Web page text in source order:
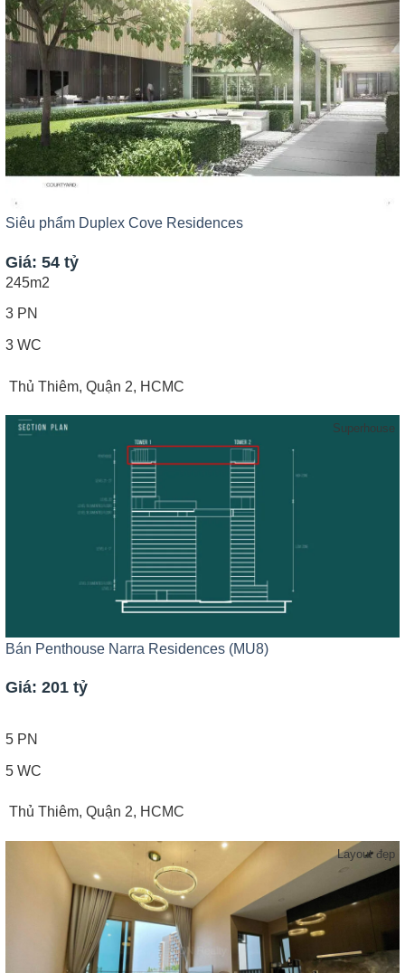
Siêu phẩm Duplex Cove Residences
Giá: 54 tỷ
245m2
3 PN
3 WC
Thủ Thiêm, Quận 2, HCMC
Superhouse
Bán Penthouse Narra Residences (MU8)
Giá: 201 tỷ
5 PN
5 WC
Thủ Thiêm, Quận 2, HCMC
Layout đẹp